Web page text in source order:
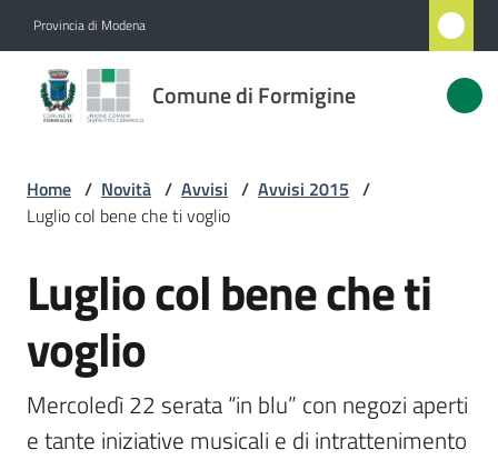
Provincia di Modena
Comune di Formigine
Comune
di
Novità
Menu selezionato
Servizi
Vivere
Formigine
Home / Novità / Avvisi / Avvisi 2015 /
Luglio col bene che ti voglio
Salta al contenuto
Luglio col bene che ti
voglio
Mercoledì 22 serata “in blu” con negozi aperti
e tante iniziative musicali e di intrattenimento